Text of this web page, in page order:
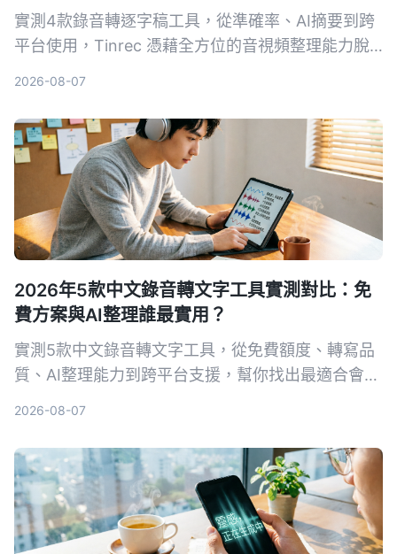
實測4款錄音轉逐字稿工具，從準確率、AI摘要到跨
平台使用，Tinrec 憑藉全方位的音視頻整理能力脫
2026-08-07
2026年5款中文錄音轉文字工具實測對比：免
費方案與AI整理誰最實用？
實測5款中文錄音轉文字工具，從免費額度、轉寫品
質、AI整理能力到跨平台支援，幫你找出最適合會議
2026-08-07